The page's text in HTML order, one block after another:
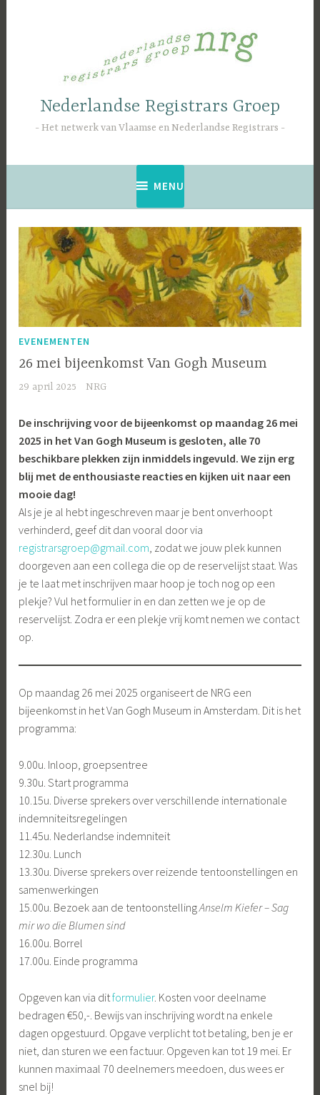
Nederlandse Registrars Groep
Het netwerk van Vlaamse en Nederlandse Registrars
MENU
EVENEMENTEN
26 mei bijeenkomst Van Gogh Museum
29 april 2025 NRG
De inschrijving voor de bijeenkomst op maandag 26 mei
2025 in het Van Gogh Museum is gesloten, alle 70
beschikbare plekken zijn inmiddels ingevuld. We zijn erg
blij met de enthousiaste reacties en kijken uit naar een
mooie dag!
Als je je al hebt ingeschreven maar je bent onverhoopt
verhinderd, geef dit dan vooral door via
registrarsgroep@gmail.com, zodat we jouw plek kunnen
doorgeven aan een collega die op de reservelijst staat. Was
je te laat met inschrijven maar hoop je toch nog op een
plekje? Vul het formulier in en dan zetten we je op de
reservelijst. Zodra er een plekje vrij komt nemen we contact
op.
Op maandag 26 mei 2025 organiseert de NRG een
bijeenkomst in het Van Gogh Museum in Amsterdam. Dit is het
programma:
9.00u. Inloop, groepsentree
9.30u. Start programma
10.15u. Diverse sprekers over verschillende internationale
indemniteitsregelingen
11.45u. Nederlandse indemniteit
12.30u. Lunch
13.30u. Diverse sprekers over reizende tentoonstellingen en
samenwerkingen
15.00u. Bezoek aan de tentoonstellingAnselm Kiefer – Sag
mir wo die Blumen sind
16.00u. Borrel
17.00u. Einde programma
Opgeven kan via ditformulier. Kosten voor deelname
bedragen €50,-. Bewijs van inschrijving wordt na enkele
dagen opgestuurd. Opgave verplicht tot betaling, ben je er
niet, dan sturen we een factuur. Opgeven kan tot 19 mei. Er
kunnen maximaal 70 deelnemers meedoen, dus wees er
snel bij!